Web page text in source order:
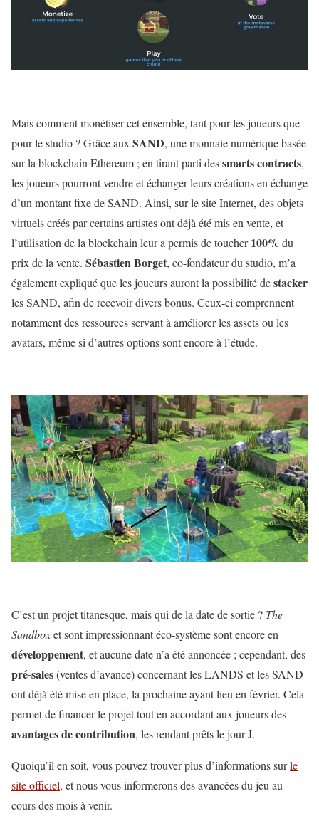
Mais comment monétiser cet ensemble, tant pour les joueurs que
pour le studio ? Grâce auxSAND, une monnaie numérique basée
sur la blockchain Ethereum ; en tirant parti dessmarts contracts,
les joueurs pourront vendre et échanger leurs créations en échange
d’un montant fixe de SAND. Ainsi, sur le site Internet, des objets
virtuels créés par certains artistes ont déjà été mis en vente, et
l’utilisation de la blockchain leur a permis de toucher100% du
prix de la vente. Sébastien Borget, co-fondateur du studio, m’a
également expliqué que les joueurs auront la possibilité destacker
les SAND, afin de recevoir divers bonus. Ceux-ci comprennent
notamment des ressources servant à améliorer les assets ou les
avatars, même si d’autres options sont encore à l’étude.
C’est un projet titanesque, mais qui de la date de sortie ? The
Sandboxet sont impressionnant éco-système sont encore en
développement, et aucune date n’a été annoncée ; cependant, des
pré-sales(ventes d’avance) concernant les LANDS et les SAND
ont déjà été mise en place, la prochaine ayant lieu en février. Cela
permet de financer le projet tout en accordant aux joueurs des
avantages de contribution, les rendant prêts le jour J.
Quoiqu’il en soit, vous pouvez trouver plus d’informations surle
site officiel, et nous vous informerons des avancées du jeu au
cours des mois à venir.